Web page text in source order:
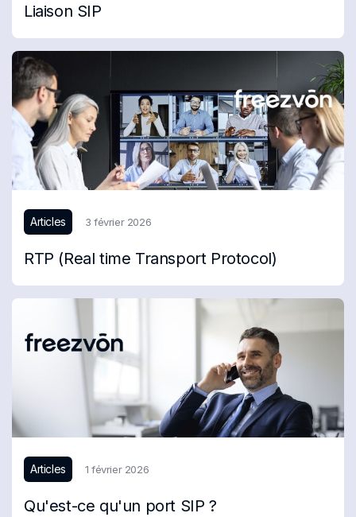
Liaison SIP
Articles 3 février 2026
RTP (Real time Transport Protocol)
Articles 1 février 2026
Qu'est-ce qu'un port SIP ?